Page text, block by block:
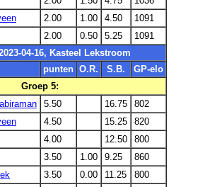
2.00 1.00 4.50
1091
2.00 0.50 5.25
1091
04-16, Kasteel Lekstroom
punten O.R. S.B.
GP-elo
Groep 5:
5.50 16.75
802
4.50 15.25
820
4.00 12.50
800
3.50 1.00 9.25
860
3.50 0.00 11.25
800